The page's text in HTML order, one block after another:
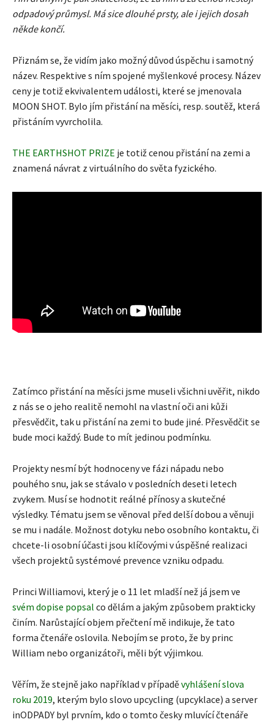
odpadový průmysl. Má sice dlouhé prsty, ale i jejich dosah
někde končí.
Přiznám se, že vidím jako možný důvod úspěchu i samotný
název. Respektive s ním spojené myšlenkové procesy. Název
ceny je totiž ekvivalentem události, které se jmenovala
MOON SHOT. Bylo jím přistání na měsíci, resp. soutěž, která
přistáním vyvrcholila.
THE EARTHSHOT PRIZE je totiž cenou přistání na zemi a
znamená návrat z virtuálního do světa fyzického.
Zatímco přistání na měsíci jsme museli všichni uvěřit, nikdo
z nás se o jeho realitě nemohl na vlastní oči ani kůži
přesvědčit, tak u přistání na zemi to bude jiné. Přesvědčit se
bude moci každý. Bude to mít jedinou podmínku.
Projekty nesmí být hodnoceny ve fázi nápadu nebo
pouhého snu, jak se stávalo v posledních deseti letech
zvykem. Musí se hodnotit reálné přínosy a skutečné
výsledky. Tématu jsem se věnoval před delší dobou a věnuji
se mu i nadále. Možnost dotyku nebo osobního kontaktu, či
chcete-li osobní účasti jsou klíčovými v úspěšné realizaci
všech projektů systémové prevence vzniku odpadu.
Princi Williamovi, který je o 11 let mladší než já jsem ve
svém dopise popsal co dělám a jakým způsobem prakticky
činím. Narůstající objem přečtení mě indikuje, že tato
forma čtenáře oslovila. Nebojím se proto, že by princ
William nebo organizátoři, měli být výjimkou.
Věřím, že stejně jako například v případěvyhlášení slova
roku 2019, kterým bylo slovo upcycling (upcyklace) a server
inODPADY byl prvním, kdo o tomto česky mluvící čtenáře